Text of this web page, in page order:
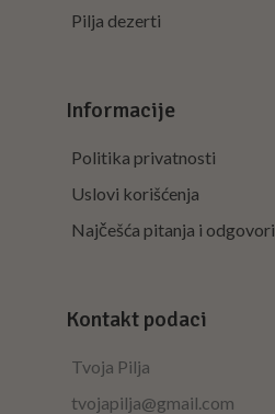
Pilja dezerti
Informacije
Politika privatnosti
Uslovi korišćenja
Najčešća pitanja i odgovori
Kontakt podaci
Tvoja Pilja
tvojapilja@gmail.com